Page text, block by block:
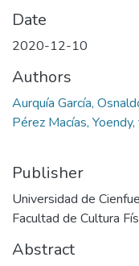
Date
2020-12-10
Authors
Aurquía García,
Pérez Macías,
Publisher
Universidad de
Facultad de Cultura
Abstract